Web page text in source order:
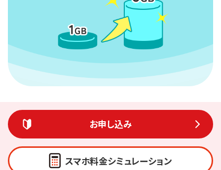
お申し込み
スマホ料金シミュレーション